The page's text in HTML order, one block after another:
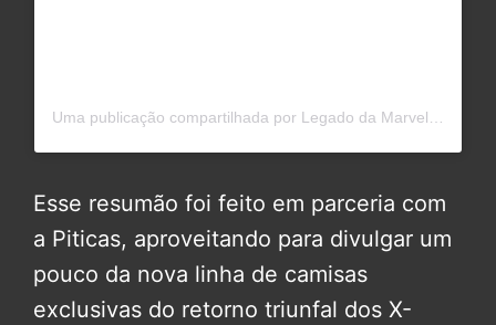
Uma publicação compartilhada por Legado da Marvel (@legadodamarvel)
Esse resumão foi feito em parceria com
a Piticas, aproveitando para divulgar um
pouco da nova linha de camisas
exclusivas do retorno triunfal dos X-